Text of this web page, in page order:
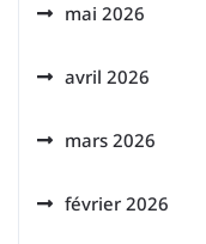
mai 2026
avril 2026
mars 2026
février 2026